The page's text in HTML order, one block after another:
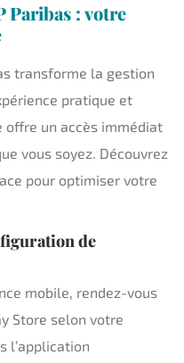
Paribas : votre
transforme la gestion
pratique et
un accès immédiat
vous soyez. Découvrez
pour optimiser votre
de
mobile, rendez-vous
Store selon votre
l’application